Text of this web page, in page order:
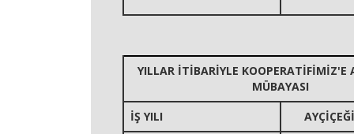
YILLAR İTİBARİYLE KOOPERATİFİMİZ'E
MÜBAYASI
İŞ YILI